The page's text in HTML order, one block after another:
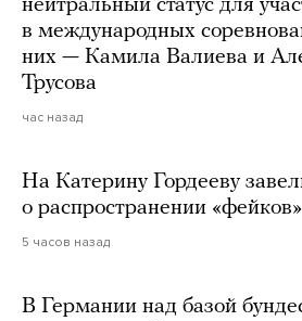
нейтральный статус для
в международных
них — Камила Валиева и
Трусова
час назад
На Катерину Гордееву
о распространении
5 часов назад
В Германии над базой